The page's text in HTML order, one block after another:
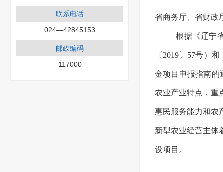
联系电话
024—42845153
邮政编码
117000
省商务厅、省财政
根据《辽宁
〔2019〕57号）
金项目申报指南的
农业产业特点，重
惠民服务能力和农
新型农业经营主体
设项目。